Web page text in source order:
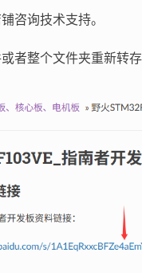
咨询技术支持。
者整个文件夹重新转